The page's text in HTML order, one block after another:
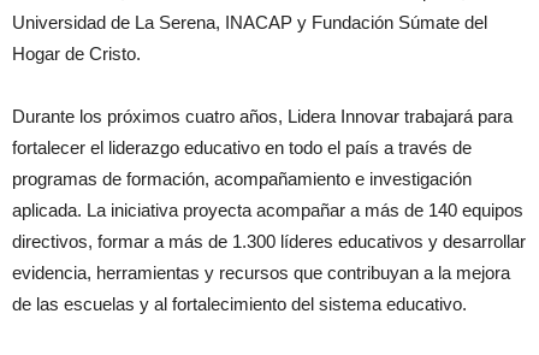
Universidad de La Serena, INACAP y Fundación Súmate del
Hogar de Cristo.
Durante los próximos cuatro años, Lidera Innovar trabajará para
fortalecer el liderazgo educativo en todo el país a través de
programas de formación, acompañamiento e investigación
aplicada. La iniciativa proyecta acompañar a más de 140 equipos
directivos, formar a más de 1.300 líderes educativos y desarrollar
evidencia, herramientas y recursos que contribuyan a la mejora
de las escuelas y al fortalecimiento del sistema educativo.